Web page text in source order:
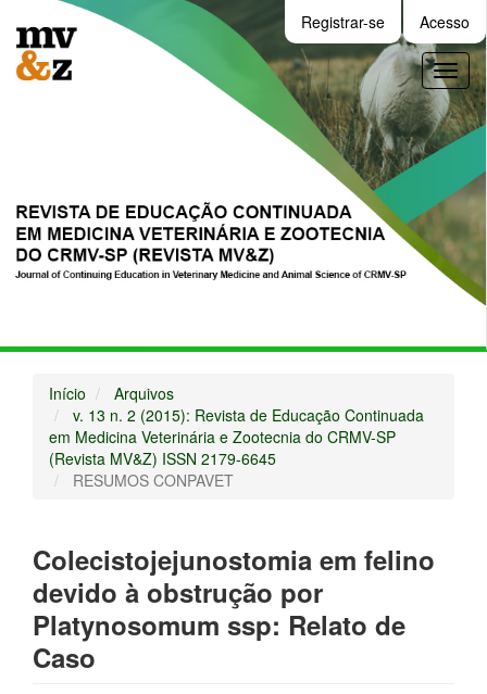
Navegação
Principal
Conteúdo
principal
Registrar-se Acesso
Início
Arquivos
v. 13 n. 2 (2015): Revista de Educação Continuada
em Medicina Veterinária e Zootecnia do CRMV-SP
(Revista MV&Z) ISSN 2179-6645
RESUMOS CONPAVET
Colecistojejunostomia em felino
devido à obstrução por
Platynosomum ssp: Relato de
Caso